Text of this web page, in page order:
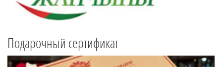
Подарочный сертификат